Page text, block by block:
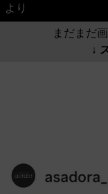
より
まだまだ
↓